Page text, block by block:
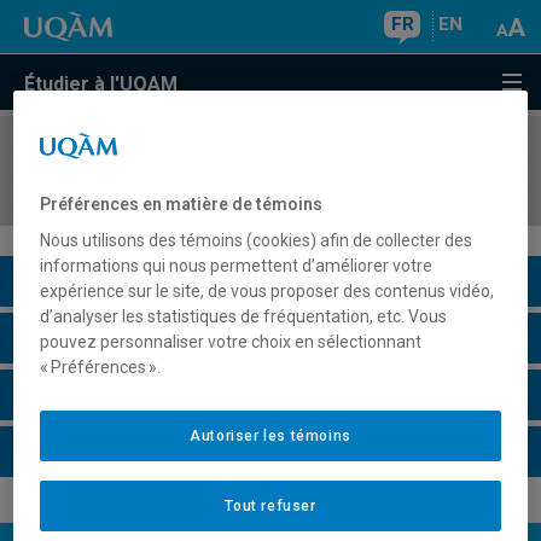
FR EN
Étudier à l'UQAM
COURS//
Description du cours
Horaire - Été 2026
Préférences en matière de témoins
Nous utilisons des témoins (cookies) afin de collecter des
informations qui nous permettent d’améliorer votre
expérience sur le site, de vous proposer des contenus vidéo,
d’analyser les statistiques de fréquentation, etc. Vous
pouvez personnaliser votre choix en sélectionnant
« Préférences ».
Tout refuser
Autoriser les témoins